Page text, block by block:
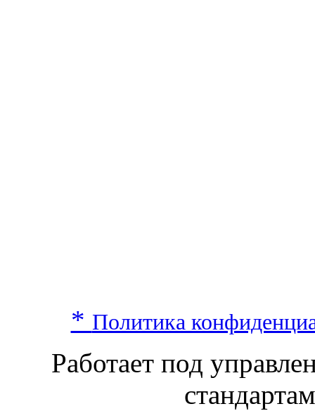
* Политика
Работает под